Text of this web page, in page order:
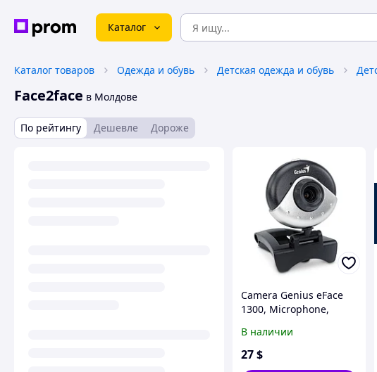
Каталог
Каталог товаров Одежда и обувь Детская одежда и обувь
Face2face в Молдове
По рейтингу Дешевле Дороже
Camera Genius eFace
1300, Microphone,
images, USB2.0
В наличии
27$